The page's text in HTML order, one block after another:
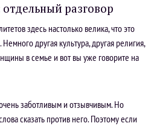
разговор
здесь настолько велика, что это
другая культура, другая религия,
в семье и вот вы уже говорите на
заботливым и отзывчивым. Но
сказать против него. Поэтому если